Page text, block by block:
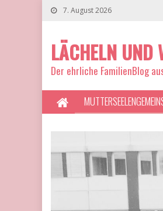
7. August 2026
LÄCHELN UND
Der ehrliche FamilienBlog